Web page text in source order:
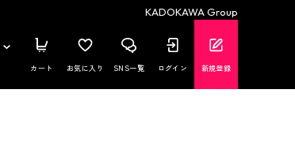
KADOKAWA Group
カート お気に入り SNS一覧 ログイン 新規登録